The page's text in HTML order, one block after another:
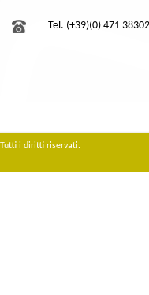
Tel. (+39)(0) 471
i diritti riservati.